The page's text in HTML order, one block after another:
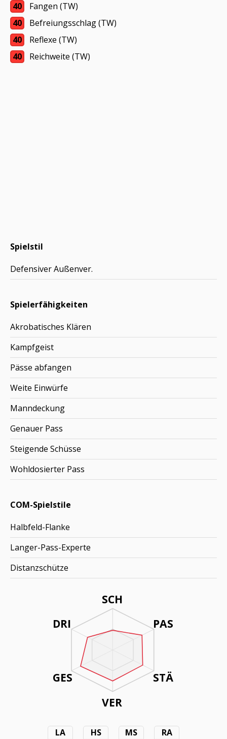
SCH
PAS
STÄ
VER
DRI
GES
LA
HS
MS
RA
40
Fangen (TW)
40
Befreiungsschlag (TW)
40
Reflexe (TW)
40
Reichweite (TW)
Spielstil
Defensiver Außenver.
Spielerfähigkeiten
Akrobatisches Klären
Kampfgeist
Pässe abfangen
Weite Einwürfe
Manndeckung
Genauer Pass
Steigende Schüsse
Wohldosierter Pass
COM-Spielstile
Halbfeld-Flanke
Langer-Pass-Experte
Distanzschütze